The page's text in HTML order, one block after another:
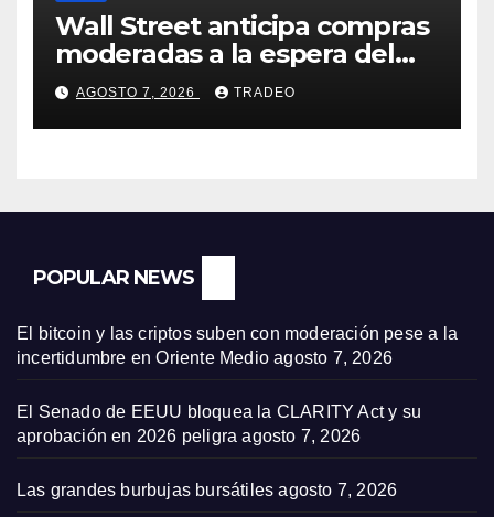
Wall Street anticipa compras
moderadas a la espera del
informe de empleo de EEUU
AGOSTO 7, 2026 TRADEO
POPULAR NEWS
El bitcoin y las criptos suben con moderación pese a la
incertidumbre en Oriente Medio agosto 7, 2026
El Senado de EEUU bloquea la CLARITY Act y su
aprobación en 2026 peligra agosto 7, 2026
Las grandes burbujas bursátiles agosto 7, 2026